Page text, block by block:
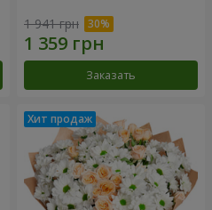
1 941 грн
Заказать